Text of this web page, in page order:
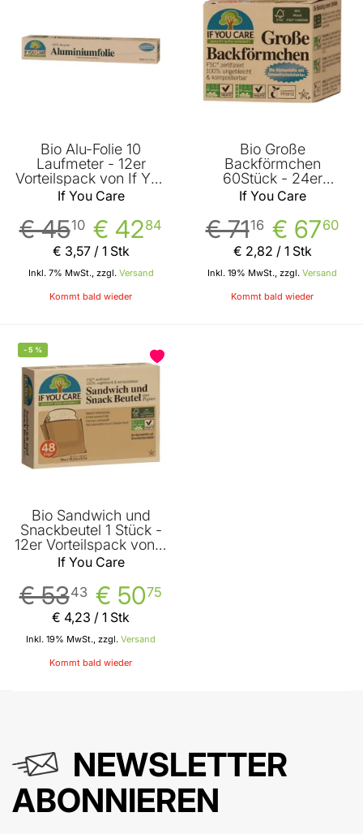
Bio Alu-Folie 10
Laufmeter - 12er
Vorteilspack von If You
Care
If You Care
€ 4284
€ 4510
Inkl. 7% MwSt., zzgl. Versand
€ 3,57/ 1 Stk
Kommt bald wieder
Bio Große
Backförmchen
60Stück - 24er
Vorteilspack von If You
Care
If You Care
€ 6760
€ 7116
Inkl. 19% MwSt., zzgl. Versand
€ 2,82 / 1 Stk
Kommt bald wieder
-5 %
Bio Sandwich und
Snackbeutel 1 Stück -
12er Vorteilspack von If
You Care
If You Care
€ 5075
€ 5343
Inkl. 19% MwSt., zzgl. Versand
€ 4,23 / 1 Stk
Kommt bald wieder
NEWSLETTER
ABONNIEREN